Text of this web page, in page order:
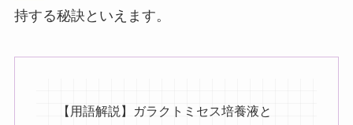
持する秘訣といえます。
【用語解説】ガラクトミセス培養液と